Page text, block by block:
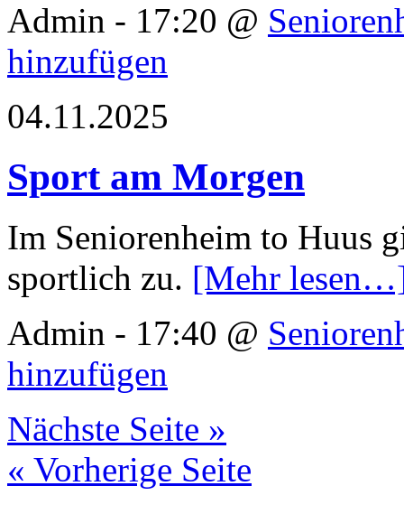
Admin - 17:20 @
hinzufügen
04.11.2025
Sport am Morgen
Im Seniorenheim to Huus
sportlich zu. [Mehr
Admin - 17:40 @
hinzufügen
Nächste Seite »
« Vorherige Seite